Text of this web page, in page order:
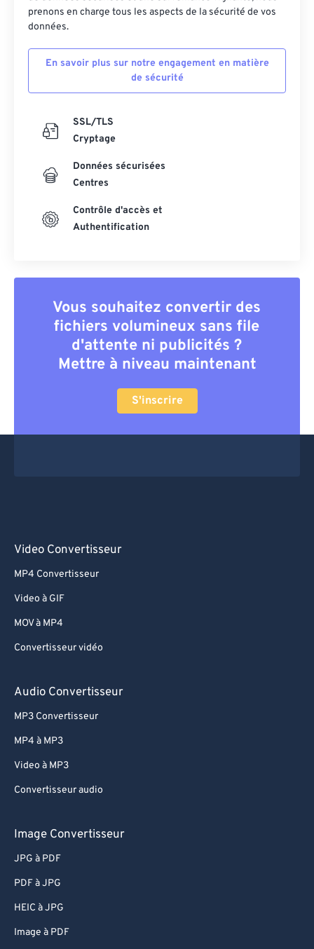
prenons en charge tous les aspects de la sécurité de vos
données.
En savoir plus sur notre engagement en matière
de sécurité
SSL/TLS
Cryptage
Données sécurisées
Centres
Contrôle d'accès et
Authentification
Vous souhaitez convertir des
fichiers volumineux sans file
d'attente ni publicités ?
Mettre à niveau maintenant
S'inscrire
Video Convertisseur
MP4 Convertisseur
Video à GIF
MOV à MP4
Convertisseur vidéo
Audio Convertisseur
MP3 Convertisseur
MP4 à MP3
Video à MP3
Convertisseur audio
Image Convertisseur
JPG à PDF
PDF à JPG
HEIC à JPG
Image à PDF